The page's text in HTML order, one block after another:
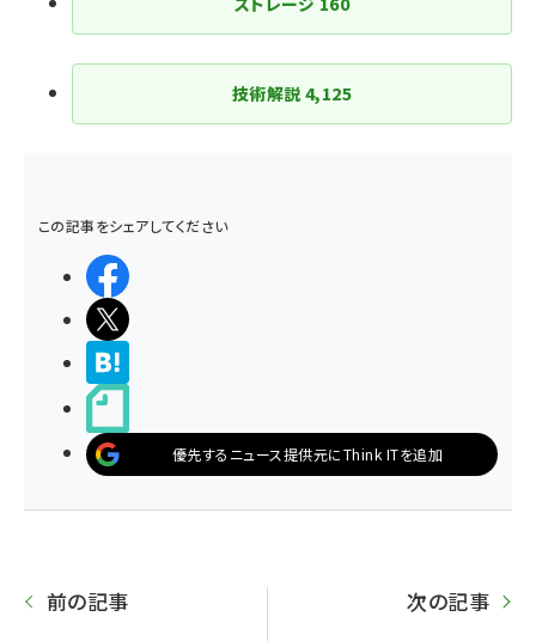
技術解説 4,125
この記事をシェアしてください
優先するニュース提供元にThink ITを追加
前の記事 次の記事